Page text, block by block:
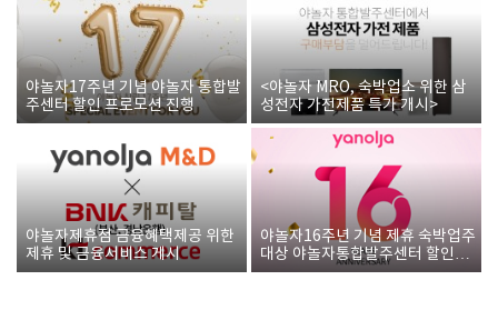
야놀자17주년 기념 야놀자 통합발
주센터 할인 프로모션 진행
<야놀자 MRO, 숙박업소 위한 삼
성전자 가전제품 특가 개시>
야놀자제휴점 금융혜택제공 위한
제휴 및 금융서비스 게시
야놀자16주년 기념 제휴 숙박업주
대상 야놀자통합발주센터 할인쿠
폰 증정